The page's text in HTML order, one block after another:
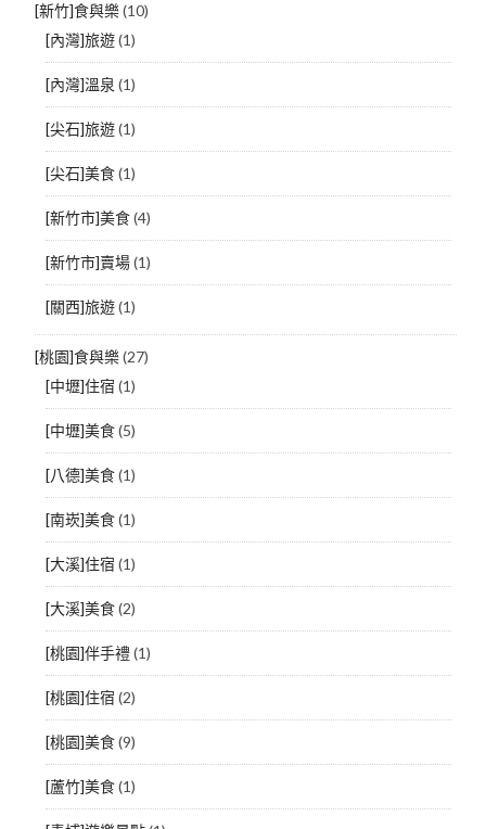
[新竹]食與樂(10)
[內灣]旅遊(1)
[內灣]溫泉 (1)
[尖石]旅遊(1)
[尖石]美食(1)
[新竹市]美食(4)
[新竹市]賣場(1)
[關西]旅遊(1)
[桃園]食與樂(27)
[中壢]住宿 (1)
[中壢]美食(5)
[八德]美食(1)
[南崁]美食(1)
[大溪]住宿 (1)
[大溪]美食(2)
[桃園]伴手禮(1)
[桃園]住宿 (2)
[桃園]美食(9)
[蘆竹]美食(1)